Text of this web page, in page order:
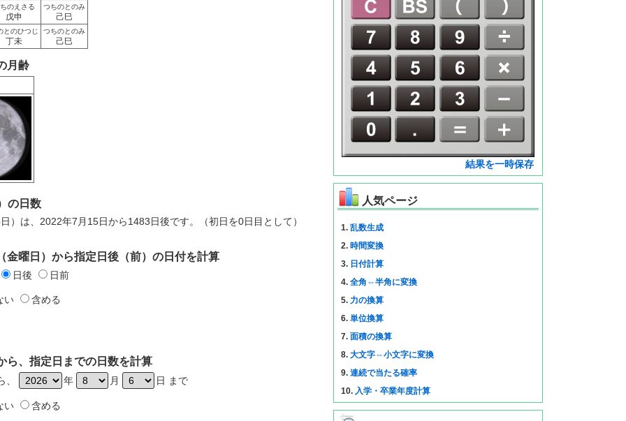
のえさる
戊申
つちのとのみ
己巳
とのひつじ
丁未
つちのとのみ
己巳
月齢
の日数
）は、2022年7月15日から1483日後です。（初日を0日目として）
金曜日）から指定日後（前）の日付を計算
日後 日前
い 含める
ら、指定日までの日数を計算
、 年 月 日 まで
い 含める
結果を一時保存
人気ページ
1. 乱数生成
2. 時間変換
3. 日付計算
4. 全角⇔半角に変換
5. 力の換算
6. 単位換算
7. 面積の換算
8. 大文字⇔小文字に変換
9. 連続で当たる確率
10. 入学・卒業年度計算